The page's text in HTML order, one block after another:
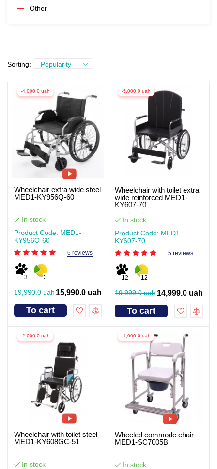
Other
Sorting: Popularity
-4,000.0 uah
Wheelchair extra wide steel
MED1-KY956Q-60
In stock
Product Code: MED1-
KY956Q-60
6 reviews
3 3
19,990.0 uah15,990.0 uah
To cart
-5,000.0 uah
Wheelchair with toilet extra
wide reinforced MED1-
KY607-70
In stock
Product Code: MED1-
KY607-70
5 reviews
12 12
19,999.0 uah 14,999.0 uah
To cart
-2,000.0 uah
Wheelchair with toilet steel
MED1-KY608GC-51
In stock
-1,000.0 uah
Wheeled commode chair
MED1-SC7005B
In stock